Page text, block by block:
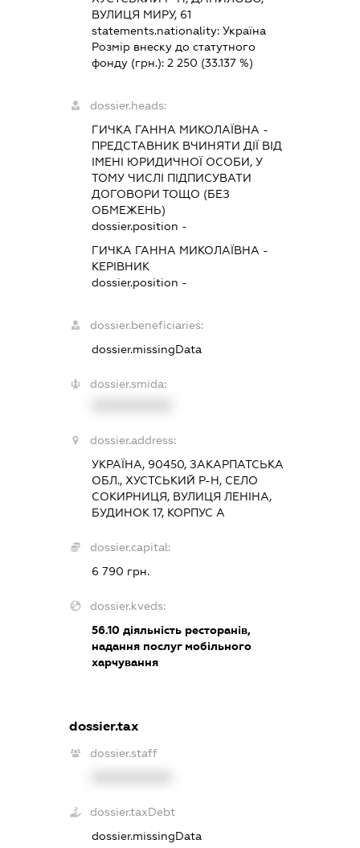
ВУЛИЦЯ МИРУ, 61
statements.nationality: Україна
Розмір внеску до статутного
фонду (грн.): 2 250 (33.137 %)
dossier.heads:
ГИЧКА ГАННА МИКОЛАЇВНА -
ПРЕДСТАВНИК ВЧИНЯТИ ДІЇ ВІД
ІМЕНІ ЮРИДИЧНОЇ ОСОБИ, У
ТОМУ ЧИСЛІ ПІДПИСУВАТИ
ДОГОВОРИ ТОЩО (БЕЗ
ОБМЕЖЕНЬ)
dossier.position -
ГИЧКА ГАННА МИКОЛАЇВНА -
КЕРІВНИК
dossier.position -
dossier.beneficiaries:
dossier.missingData
dossier.smida:
dossier.address:
УКРАЇНА, 90450, ЗАКАРПАТСЬКА
ОБЛ., ХУСТСЬКИЙ Р-Н, СЕЛО
СОКИРНИЦЯ, ВУЛИЦЯ ЛЕНІНА,
БУДИНОК 17, КОРПУС А
dossier.capital:
6 790 грн.
dossier.kveds:
56.10діяльність ресторанів,
надання послуг мобільного
харчування
dossier.tax
dossier.staff
dossier.taxDebt
dossier.missingData